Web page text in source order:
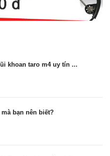
khoan taro m4 uy tín ...
bạn nên biết?